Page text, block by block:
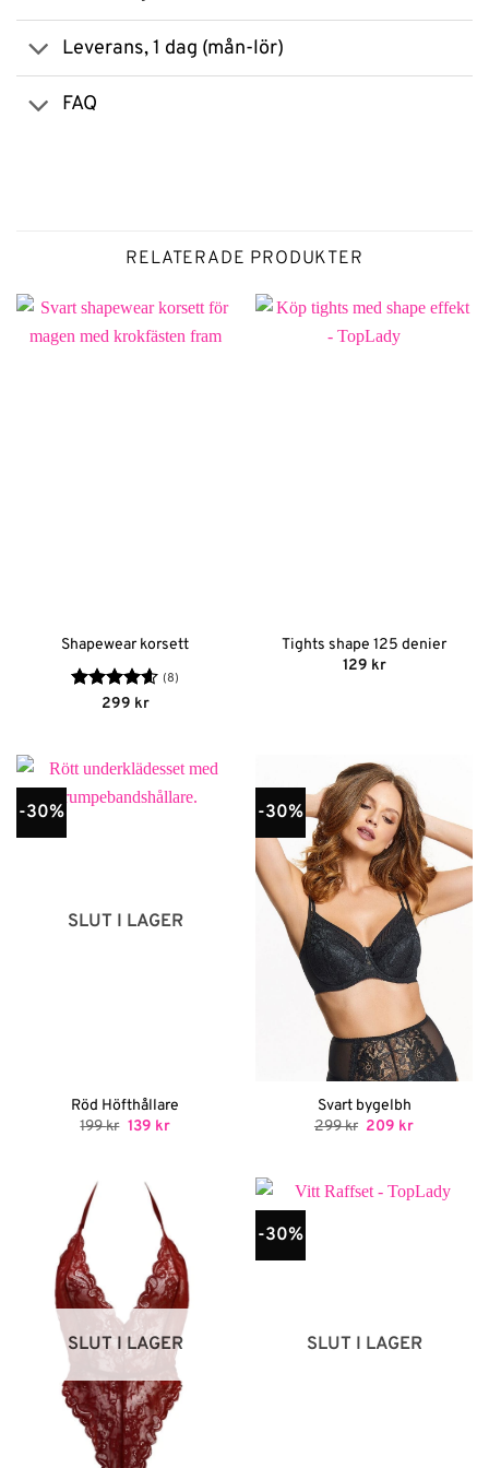
Leverans, 1 dag (mån-lör)
FAQ
RELATERADE PRODUKTER
Shapewear korsett
Betygsatt
(8)
299 kr
Tights shape 125 denier
129 kr
-30%
SLUT I LAGER
Röd Höfthållare
199kr Det
199 kr.
139 krDet
-30%
Svart bygelbh
299kr Det
299 kr.
209 krDet
209 kr.
SLUT I LAGER
-30%
SLUT I LAGER